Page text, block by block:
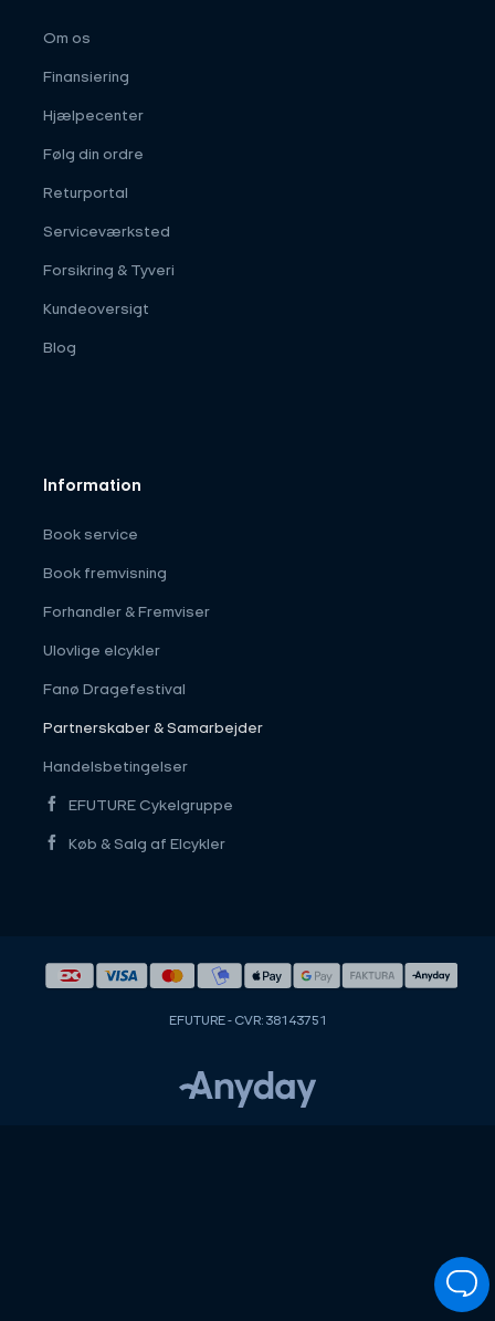
Om os
Finansiering
Hjælpecenter
Følg din ordre
Returportal
Serviceværksted
Forsikring & Tyveri
Kundeoversigt
Blog
Information
Book service
Book fremvisning
Forhandler & Fremviser
Ulovlige elcykler
Fanø Dragefestival
Partnerskaber & Samarbejder
Handelsbetingelser
EFUTURE Cykelgruppe
Køb & Salg af Elcykler
EFUTURE - CVR: 38143751